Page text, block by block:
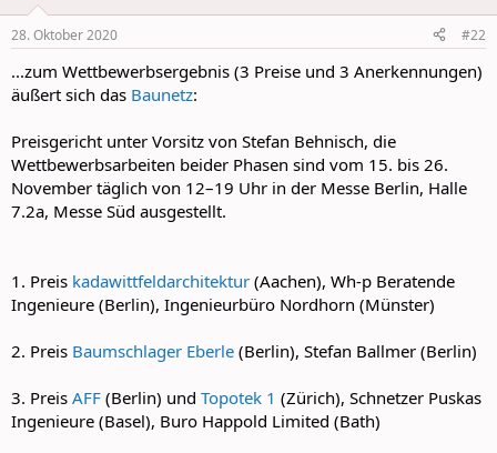
s
28. Oktober 2020 #22
...zum Wettbewerbsergebnis (3 Preise und 3 Anerkennungen)
äußert sich das Baunetz:
Preisgericht unter Vorsitz von Stefan Behnisch, die
Wettbewerbsarbeiten beider Phasen sind vom 15. bis 26.
November täglich von 12–19 Uhr in der Messe Berlin, Halle
7.2a, Messe Süd ausgestellt.
1. Preis kadawittfeldarchitektur (Aachen), Wh-p Beratende
Ingenieure (Berlin), Ingenieurbüro Nordhorn (Münster)
2. Preis Baumschlager Eberle (Berlin), Stefan Ballmer (Berlin)
3. Preis AFF (Berlin) und Topotek 1 (Zürich), Schnetzer Puskas
Ingenieure (Basel), Buro Happold Limited (Bath)